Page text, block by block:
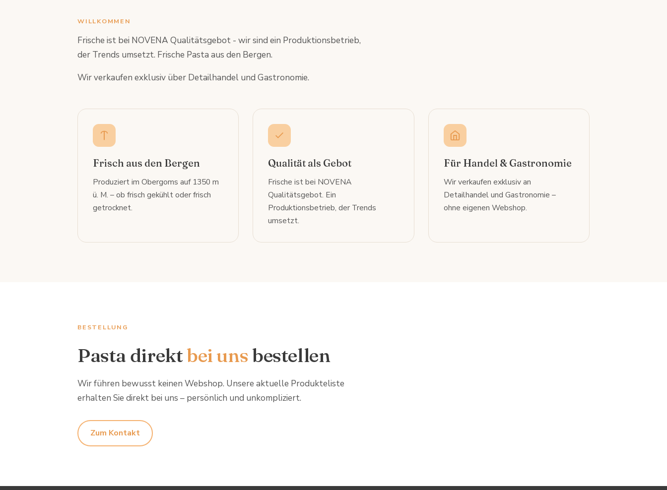
WILLKOMMEN
Frische ist bei NOVENA Qualitätsgebot - wir sind ein Produktionsbetrieb,
der Trends umsetzt. Frische Pasta aus den Bergen.
Wir verkaufen exklusiv über Detailhandel und Gastronomie.
Frisch aus den Bergen
Produziert im Obergoms auf 1350 m
ü. M. – ob frisch gekühlt oder frisch
getrocknet.
Qualität als Gebot
Frische ist bei NOVENA
Qualitätsgebot. Ein
Produktionsbetrieb, der Trends
umsetzt.
Für Handel & Gastronomie
Wir verkaufen exklusiv an
Detailhandel und Gastronomie –
ohne eigenen Webshop.
BESTELLUNG
Pasta direktbei unsbestellen
Wir führen bewusst keinen Webshop. Unsere aktuelle Produkteliste
erhalten Sie direkt bei uns – persönlich und unkompliziert.
Zum Kontakt